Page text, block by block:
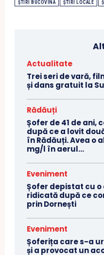
ȘTIRI BUCOVINA ȘTIRI LOCALE
Actualitate
Trei seri de vară,
și dans gratuit la
Rădăuți
Șofer de 41 de ani,
după ce a lovit
în Rădăuți. Avea o
mg/l în aerul...
Eveniment
Șofer depistat cu
ridicată după ce
prin Dornești
Eveniment
Șoferița care s-a
și a provocat un